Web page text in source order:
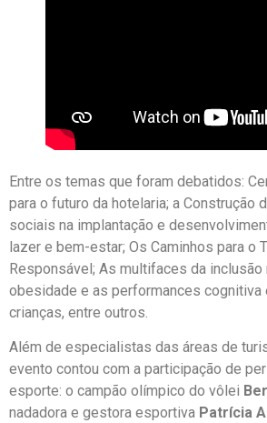
Entre os temas que foram debatidos:
para o futuro da hotelaria; a Construção
sociais na implantação e
lazer e bem-estar; Os Caminhos para o
Responsável; As multifaces da inclusão
obesidade e as performances cognitiva
crianças, entre outros.
Além de especialistas das áreas de
evento contou com a participação de
esporte: o campão olímpico do vôlei
nadadora e gestora esportiva Patrícia